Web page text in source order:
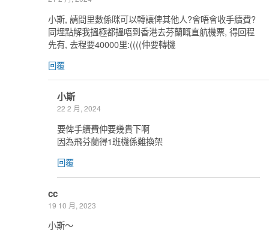
小斯, 請問里數係咪可以轉讓俾其他人?會唔會收手續費?
同埋點解我搵極都搵唔到香港去芬蘭嘅直航機票, 得回程
先有, 去程要40000里:((((仲要轉機
回覆
小斯
22 2 月, 2024
要俾手續費仲要幾貴下啊
因為飛芬蘭得1班機係難換架
回覆
cc
19 10 月, 2023
小斯～